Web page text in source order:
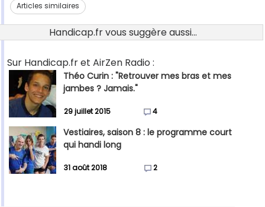
Articles similaires
Handicap.fr vous suggère aussi...
Sur Handicap.fr et AirZen Radio :
Théo Curin : "Retrouver mes bras et mes
jambes ? Jamais."
29 juillet 2015 4
Vestiaires, saison 8 : le programme court
qui handi long
31 août 2018 2